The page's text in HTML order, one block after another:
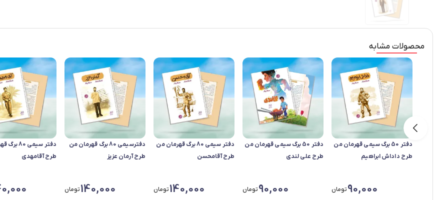
محصولات مشابه
دفتر 50 برگ سیمی قهرمان من
طرح داداش ابراهیم
90,000تومان
دفتر 50 برگ سیمی قهرمان من
طرح علی لندی
90,000تومان
دفتر سیمی 80 برگ قهرمان من
طرح آقامحسن
140,000تومان
دفترسیمی 80 برگ قهرمان من
طرح آرمان عزیز
140,000تومان
دفتر سیمی
طرح آقامهدی